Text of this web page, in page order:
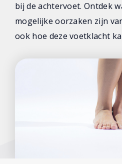
bij de achtervoet. Ontdek
mogelijke oorzaken zijn
ook hoe deze voetklacht